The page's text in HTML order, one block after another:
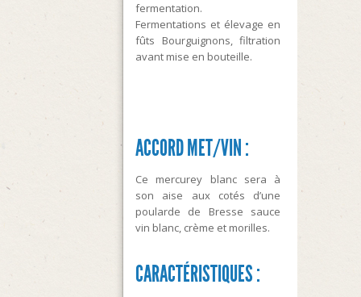
fermentation.
Fermentations et élevage en
fûts Bourguignons, filtration
avant mise en bouteille.
ACCORD MET/VIN :
Ce mercurey blanc sera à
son aise aux cotés d’une
poularde de Bresse sauce
vin blanc, crème et morilles.
CARACTÉRISTIQUES :